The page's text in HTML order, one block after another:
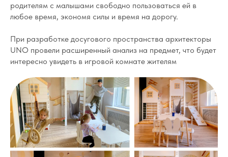
родителям с малышами свободно пользоваться ей в
любое время, экономя силы и время на дорогу.
При разработке досугового пространства архитекторы
UNO провели расширенный анализ на предмет, что будет
интересно увидеть в игровой комнате жителям